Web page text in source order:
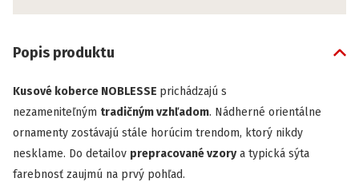
Popis produktu
Kusové koberce NOBLESSE prichádzajú s
nezameniteľným tradičným vzhľadom. Nádherné orientálne
ornamenty zostávajú stále horúcim trendom, ktorý nikdy
nesklame. Do detailov prepracované vzorya typická sýta
farebnosť zaujmú na prvý pohľad.